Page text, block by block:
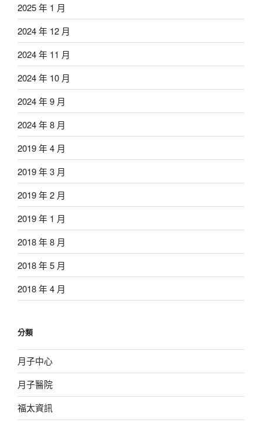
2025 年 1 月
2024 年 12 月
2024 年 11 月
2024 年 10 月
2024 年 9 月
2024 年 8 月
2019 年 4 月
2019 年 3 月
2019 年 2 月
2019 年 1 月
2018 年 8 月
2018 年 5 月
2018 年 4 月
分類
月子中心
月子醫院
福太資訊